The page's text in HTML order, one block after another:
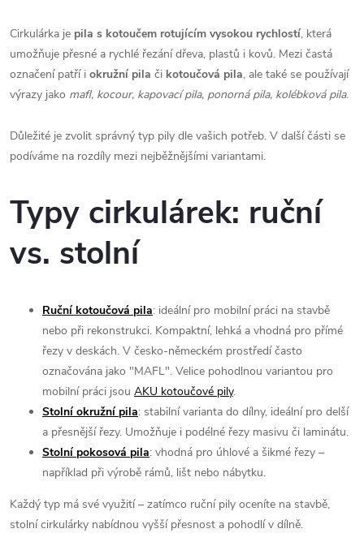
Cirkulárka je pila s kotoučem rotujícím vysokou rychlostí, která
umožňuje přesné a rychlé řezání dřeva, plastů i kovů. Mezi častá
označení patří i okružní pila či kotoučová pila, ale také se používají
výrazy jako mafl, kocour, kapovací pila, ponorná pila, kolébková pila.
Důležité je zvolit správný typ pily dle vašich potřeb. V další části se
podíváme na rozdíly mezi nejběžnějšími variantami.
Typy cirkulárek: ruční
vs. stolní
Ruční kotoučová pila: ideální pro mobilní práci na stavbě
nebo při rekonstrukci. Kompaktní, lehká a vhodná pro přímé
řezy v deskách. V česko-německém prostředí často
označována jako "MAFL". Velice pohodlnou variantou pro
mobilní práci jsou AKU kotoučové pily.
Stolní okružní pila: stabilní varianta do dílny, ideální pro delší
a přesnější řezy. Umožňuje i podélné řezy masivu či laminátu.
Stolní pokosová pila: vhodná pro úhlové a šikmé řezy –
například při výrobě rámů, lišt nebo nábytku.
Každý typ má své využití – zatímco ruční pily oceníte na stavbě,
stolní cirkulárky nabídnou vyšší přesnost a pohodlí v dílně.